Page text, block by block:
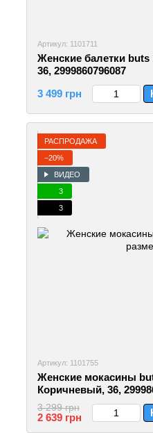
Артикул: 1101711
Женские балетки
36, 2999860796087
3 499 грн
РАСПРОДАЖА
−20%
ВИДЕО
3
3
Артикул: 1101755
Женские мокасины
Коричневый, 36,
3 299 грн
2 639 грн